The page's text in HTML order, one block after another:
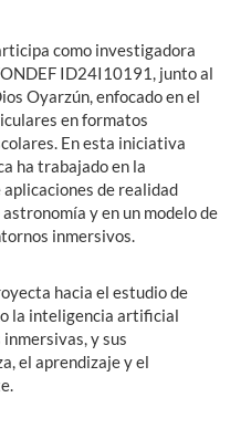
como investigadora
ID24I10191, junto al
Oyarzún, enfocado en el
en formatos
En esta iniciativa
ha trabajado en la
de realidad
y en un modelo de
inmersivos.
hacia el estudio de
la inteligencia artificial
y sus
el aprendizaje y el